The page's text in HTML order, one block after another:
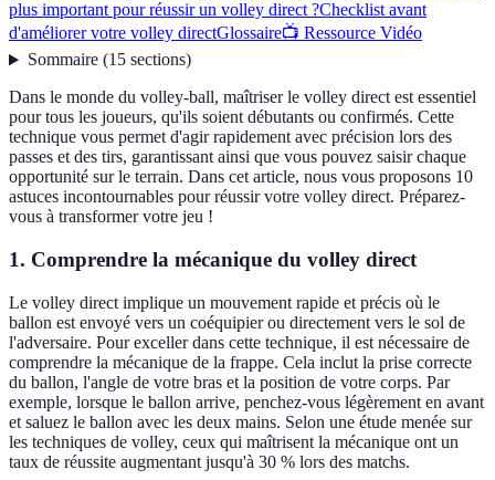
plus important pour réussir un volley direct ?Checklist avant
d'améliorer votre volley directGlossaire📺 Ressource Vidéo
Sommaire(15 sections)
Dans le monde du volley-ball, maîtriser le volley direct est essentiel
pour tous les joueurs, qu'ils soient débutants ou confirmés. Cette
technique vous permet d'agir rapidement avec précision lors des
passes et des tirs, garantissant ainsi que vous pouvez saisir chaque
opportunité sur le terrain. Dans cet article, nous vous proposons 10
astuces incontournables pour réussir votre volley direct. Préparez-
vous à transformer votre jeu !
1. Comprendre la mécanique du volley direct
Le volley direct implique un mouvement rapide et précis où le
ballon est envoyé vers un coéquipier ou directement vers le sol de
l'adversaire. Pour exceller dans cette technique, il est nécessaire de
comprendre la mécanique de la frappe. Cela inclut la prise correcte
du ballon, l'angle de votre bras et la position de votre corps. Par
exemple, lorsque le ballon arrive, penchez-vous légèrement en avant
et saluez le ballon avec les deux mains. Selon une étude menée sur
les techniques de volley, ceux qui maîtrisent la mécanique ont un
taux de réussite augmentant jusqu'à 30 % lors des matchs.